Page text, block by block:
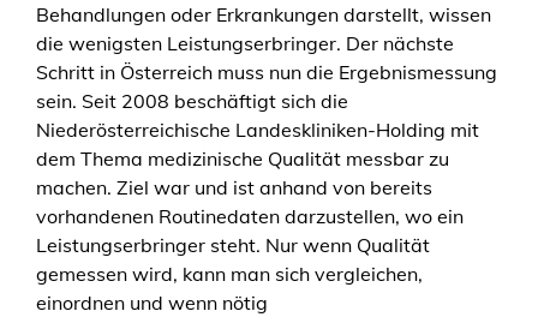
Behandlungen oder Erkrankungen darstellt, wissen
die wenigsten Leistungserbringer. Der nächste
Schritt in Österreich muss nun die Ergebnismessung
sein. Seit 2008 beschäftigt sich die
Niederösterreichische Landeskliniken-Holding mit
dem Thema medizinische Qualität messbar zu
machen. Ziel war und ist anhand von bereits
vorhandenen Routinedaten darzustellen, wo ein
Leistungserbringer steht. Nur wenn Qualität
gemessen wird, kann man sich vergleichen,
einordnen und wenn nötig